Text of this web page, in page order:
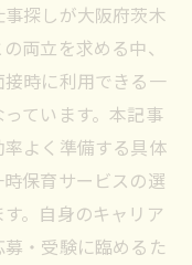
探しが大阪府茨木
両立を求める中、
時に利用できる一
ています。本記事
よく準備する具体
保育サービスの選
。自身のキャリア
・受験に臨めるた